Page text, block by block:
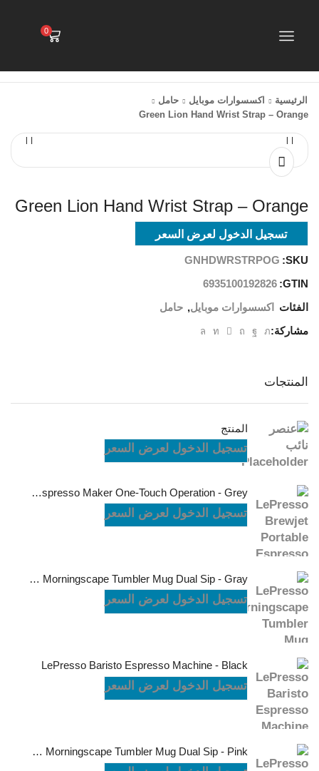
0
الرئيسية اكسسوارات موبايل
حامل
Green Lion Hand Wrist Strap – Orange
Green Lion Hand Wrist Strap – Orange
تسجيل الدخول لعرض السعر
SKU:
GNHDWRSTRPOG
GTIN:
6935100192826
الفئات اكسسوارات موبايل, حامل
مشاركة:
المنتجات
المنتج
تسجيل الدخول لعرض السعر
LePresso Brewjet Portable Espresso Maker One-Touch Operation - Grey
تسجيل الدخول لعرض السعر
LePresso Morningscape Tumbler Mug Dual Sip - Gray
تسجيل الدخول لعرض السعر
LePresso Baristo Espresso Machine - Black
تسجيل الدخول لعرض السعر
LePresso Morningscape Tumbler Mug Dual Sip - Pink